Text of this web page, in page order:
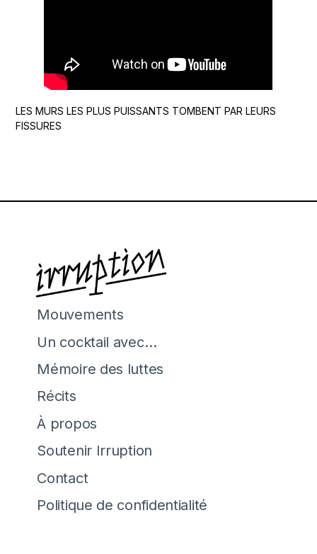
LES MURS LES PLUS PUISSANTS TOMBENT PAR LEURS
FISSURES
Mouvements
Un cocktail avec…
Mémoire des luttes
Récits
À propos
Soutenir Irruption
Contact
Politique de confidentialité